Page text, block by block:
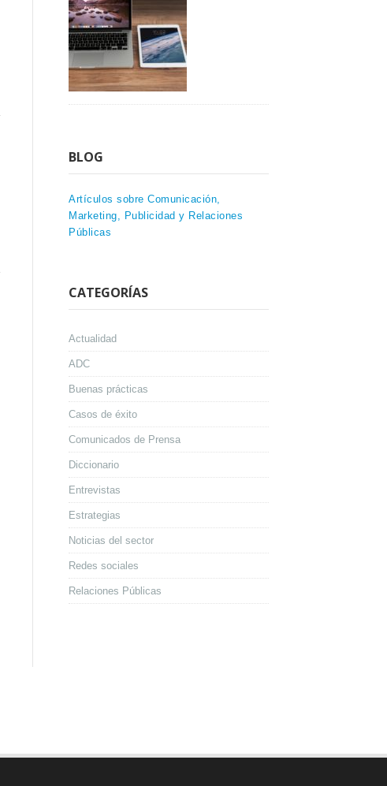
BLOG
Artículos sobre Comunicación,
Marketing, Publicidad y Relaciones
Públicas
CATEGORÍAS
Actualidad
ADC
Buenas prácticas
Casos de éxito
Comunicados de Prensa
Diccionario
Entrevistas
Estrategias
Noticias del sector
Redes sociales
Relaciones Públicas